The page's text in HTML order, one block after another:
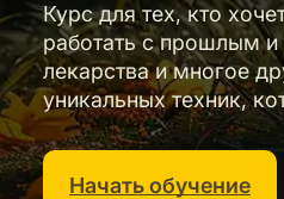
Курс для тех, кто
работать с прошлым
лекарства и многое
уникальных техник,
Начать обучение